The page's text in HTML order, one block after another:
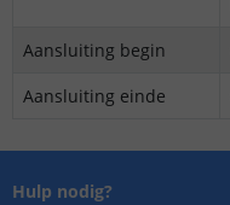
Aansluiting begin
Aansluiting einde
Hulp nodig?